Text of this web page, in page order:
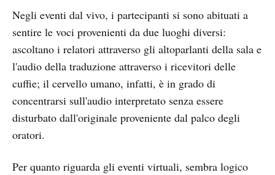
Negli eventi dal vivo, i partecipanti si sono abituati a
sentire le voci provenienti da due luoghi diversi:
ascoltano i relatori attraverso gli altoparlanti della sala e
l'audio della traduzione attraverso i ricevitori delle
cuffie; il cervello umano, infatti, è in grado di
concentrarsi sull'audio interpretato senza essere
disturbato dall'originale proveniente dal palco degli
oratori.
Per quanto riguarda gli eventi virtuali, sembra logico